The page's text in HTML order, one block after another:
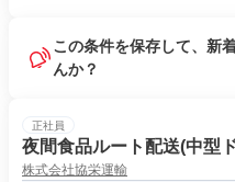
この条件を保存して、新
んか？
正社員
夜間食品ルート配送(中型
株式会社協栄運輸